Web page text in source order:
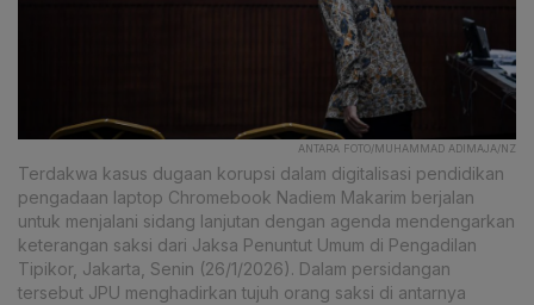
ANTARA FOTO/MUHAMMAD ADIMAJA/NZ
Terdakwa kasus dugaan korupsi dalam digitalisasi pendidikan
pengadaan laptop Chromebook Nadiem Makarim berjalan
untuk menjalani sidang lanjutan dengan agenda mendengarkan
keterangan saksi dari Jaksa Penuntut Umum di Pengadilan
Tipikor, Jakarta, Senin (26/1/2026). Dalam persidangan
tersebut JPU menghadirkan tujuh orang saksi di antarnya